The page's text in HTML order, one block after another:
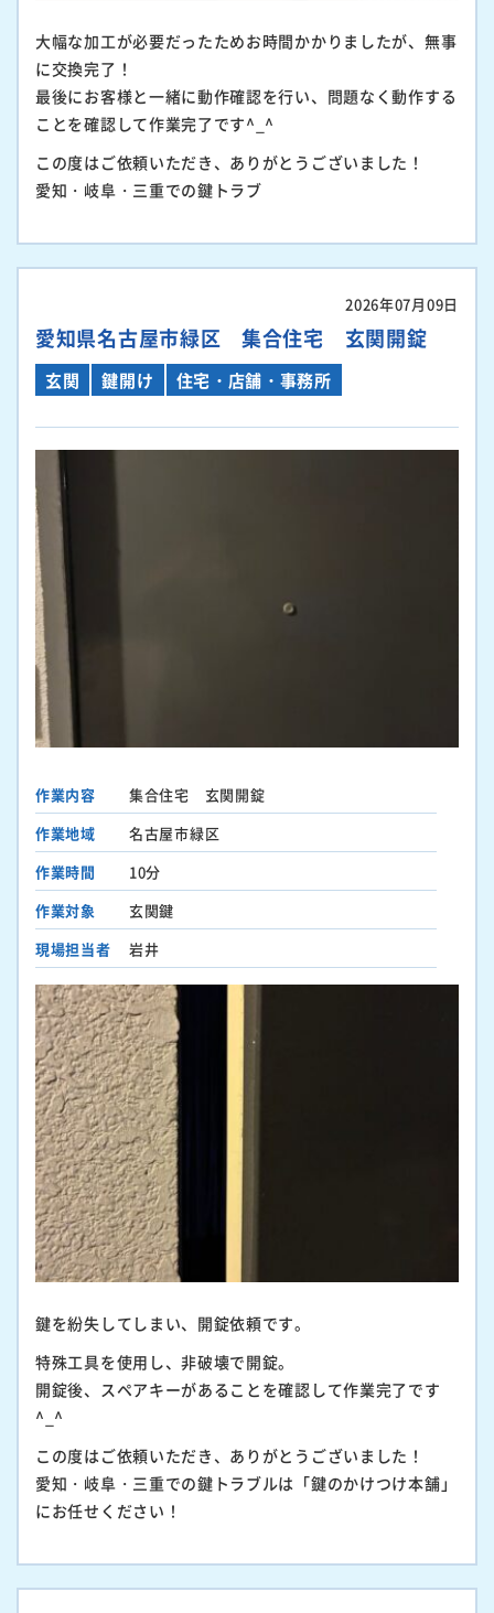
大幅な加工が必要だったためお時間かかりましたが、無事
に交換完了！
最後にお客様と一緒に動作確認を行い、問題なく動作する
ことを確認して作業完了です^_^
この度はご依頼いただき、ありがとうございました！
愛知・岐阜・三重での鍵トラブ
2026年07月09日
愛知県名古屋市緑区 集合住宅 玄関開錠
玄関 鍵開け 住宅・店舗・事務所
作業内容
集合住宅 玄関開錠
作業地域
名古屋市緑区
作業時間
10分
作業対象
玄関鍵
現場担当者
岩井
鍵を紛失してしまい、開錠依頼です。
特殊工具を使用し、非破壊で開錠。
開錠後、スペアキーがあることを確認して作業完了です
^_^
この度はご依頼いただき、ありがとうございました！
愛知・岐阜・三重での鍵トラブルは「鍵のかけつけ本舗」
にお任せください！